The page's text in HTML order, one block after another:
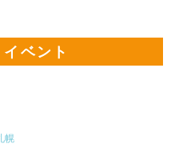
ベント
幌